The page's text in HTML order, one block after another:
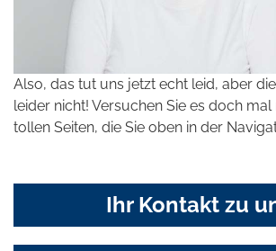
Also, das tut uns jetzt echt leid, aber
leider nicht! Versuchen Sie es doch
tollen Seiten, die Sie oben in der
Ihr Kontakt zu